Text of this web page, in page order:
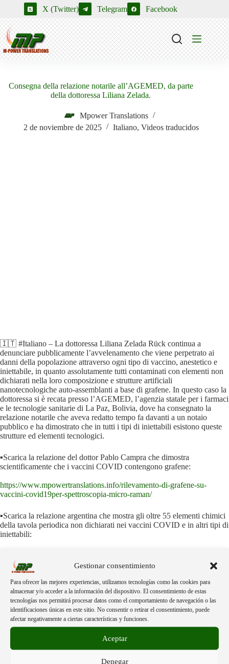
Gestionar consentimiento
Para ofrecer las mejores experiencias, utilizamos tecnologías como las cookies para
almacenar y/o acceder a la información del dispositivo. El consentimiento de estas
tecnologías nos permitirá procesar datos como el comportamiento de navegación o las
identificaciones únicas en este sitio. No consentir o retirar el consentimiento, puede
afectar negativamente a ciertas características y funciones.
Aceptar
Denegar
contenido
X (Twitter) Telegram Facebook
Consegna della relazione notarile all’AGEMED, da parte
della dottoressa Liliana Zelada.
Mpower Translations
2 de noviembre de 2025
Italiano, Videos traducidos
🇮🇹 #Italiano – La dottoressa Liliana Zelada Rück continua a
denunciare pubblicamente l’avvelenamento che viene perpetrato ai
danni della popolazione attraverso ogni tipo di vaccino, anestetico e
iniettabile, in quanto assolutamente tutti contaminati con elementi non
dichiarati nella loro composizione e strutture artificiali
nanotecnologiche auto-assemblanti a base di grafene. In questo caso la
dottoressa si è recata presso l’AGEMED, l’agenzia statale per i farmaci
e le tecnologie sanitarie di La Paz, Bolivia, dove ha consegnato la
relazione notarile che aveva redatto tempo fa davanti a un notaio
pubblico e ha dimostrato che in tutti i tipi di iniettabili esistono queste
strutture ed elementi tecnologici.
▪️Scarica la relazione del dottor Pablo Campra che dimostra
scientificamente che i vaccini COVID contengono grafene:
https://www.mpowertranslations.info/rilevamento-di-grafene-su-
vaccini-covid19per-spettroscopia-micro-raman/
▪️Scarica la relazione argentina che mostra gli oltre 55 elementi chimici
della tavola periodica non dichiarati nei vaccini COVID e in altri tipi di
iniettabili:
▪️Scarica la relazione notarile della dottoressa Zelada (in inglese e
spagnolo):
https://www.mpowertranslations.info/notarized-report-of-evidence-of-
toxicity-and-nanotechnology-in-injectables/